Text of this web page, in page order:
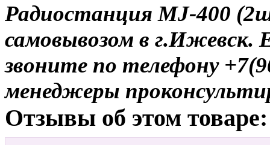
Радиостанция MJ-400
самовывозом в г.Ижевск.
звоните по телефону
менеджеры
Отзывы об этом товаре: